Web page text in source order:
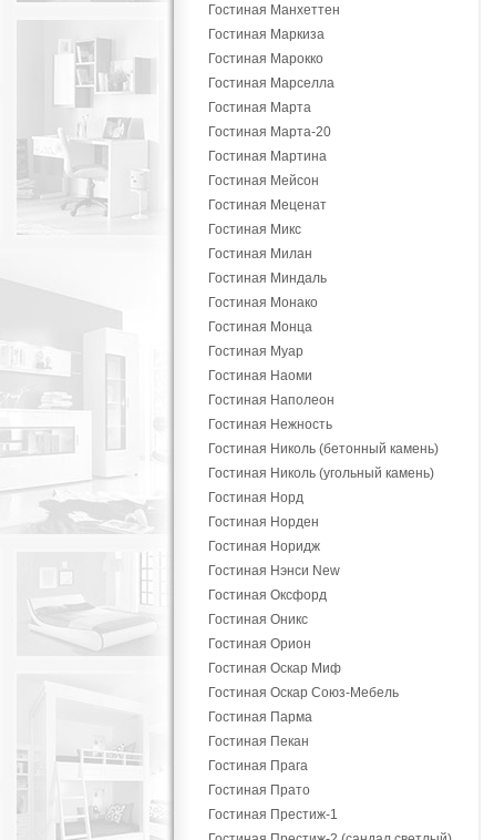
Гостиная Манхеттен
Гостиная Маркиза
Гостиная Марокко
Гостиная Марселла
Гостиная Марта
Гостиная Марта-20
Гостиная Мартина
Гостиная Мейсон
Гостиная Меценат
Гостиная Микс
Гостиная Милан
Гостиная Миндаль
Гостиная Монако
Гостиная Монца
Гостиная Муар
Гостиная Наоми
Гостиная Наполеон
Гостиная Нежность
Гостиная Николь (бетонный камень)
Гостиная Николь (угольный камень)
Гостиная Норд
Гостиная Норден
Гостиная Норидж
Гостиная Нэнси New
Гостиная Оксфорд
Гостиная Оникс
Гостиная Орион
Гостиная Оскар Миф
Гостиная Оскар Союз-Мебель
Гостиная Парма
Гостиная Пекан
Гостиная Прага
Гостиная Прато
Гостиная Престиж-1